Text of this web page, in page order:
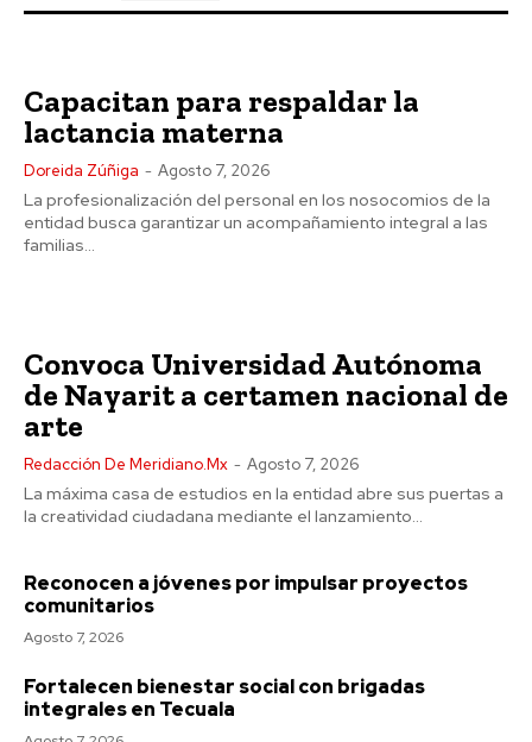
Capacitan para respaldar la
lactancia materna
Doreida Zúñiga - Agosto 7, 2026
La profesionalización del personal en los nosocomios de la
entidad busca garantizar un acompañamiento integral a las
familias...
Convoca Universidad Autónoma
de Nayarit a certamen nacional de
arte
Redacción De Meridiano.mx - Agosto 7, 2026
La máxima casa de estudios en la entidad abre sus puertas a
la creatividad ciudadana mediante el lanzamiento...
Reconocen a jóvenes por impulsar proyectos
comunitarios
Agosto 7, 2026
Fortalecen bienestar social con brigadas
integrales en Tecuala